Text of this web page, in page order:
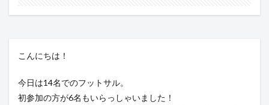
こんにちは！
今日は14名でのフットサル。
初参加の方が6名もいらっしゃいました！